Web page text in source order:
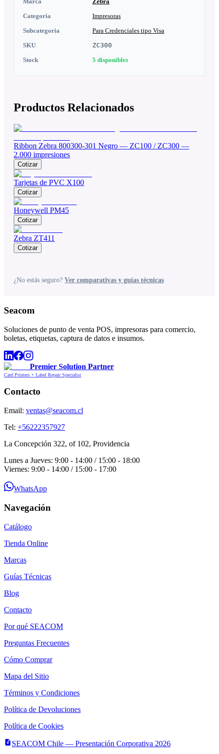
Categoria
Impresoras
Subcategoria
Para Credenciales tipo Visa
SKU
ZC300
Stock
5 disponibles
Productos Relacionados
Ribbon Zebra 800300-301 Negro — ZC100 / ZC300 —
2.000 impresiones
Cotizar
Tarjetas de PVC X100
Cotizar
Honeywell PM45
Cotizar
Zebra ZT411
Cotizar
¿No estás seguro? Ver comparativas y guías técnicas
Seacom
Soluciones de punto de venta POS, impresoras para comercio,
boletas, etiquetas, captura de datos e insumos.
Premier Solution Partner
Card Printers + Label Repair Specialist
Contacto
Email: ventas@seacom.cl
Tel: +56222357927
La Concepción 322, of 102, Providencia
Lunes a Jueves: 9:00 - 14:00 / 15:00 - 18:00
Viernes: 9:00 - 14:00 / 15:00 - 17:00
WhatsApp
Navegación
Catálogo
Tienda Online
Marcas
Guías Técnicas
Blog
Contacto
Por qué SEACOM
Preguntas Frecuentes
Cómo Comprar
Mapa del Sitio
Términos y Condiciones
Política de Devoluciones
Política de Cookies
SEACOM Chile — Presentación Corporativa 2026